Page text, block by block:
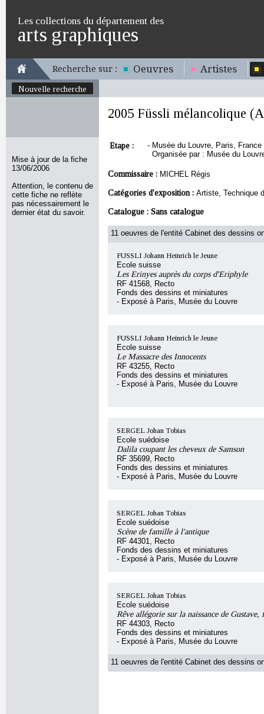
Les collections du département des
arts graphiques
Recherche sur : Oeuvres Artistes
Nouvelle recherche
Mise à jour de la fiche
13/06/2006
Attention, le contenu de
cette fiche ne reflète
pas nécessairement le
dernier état du savoir.
2005 Füssli mélancolique
Etape : - Musée du Louvre, Paris,
Organisée par : Musée du
Commissaire : MICHEL Régis
Catégories d'exposition : Artiste, Technique
Catalogue : Sans catalogue
11 oeuvres de l'entité Cabinet des dessins
FUSSLI Johann Heinrich le Jeune
Ecole suisse
Les Erinyes auprès du corps d'Eriphyle
RF 41568, Recto
Fonds des dessins et miniatures
- Exposé à Paris, Musée du Louvre
FUSSLI Johann Heinrich le Jeune
Ecole suisse
Le Massacre des Innocents
RF 43255, Recto
Fonds des dessins et miniatures
- Exposé à Paris, Musée du Louvre
SERGEL Johan Tobias
Ecole suédoise
Dalila coupant les cheveux de Samson
RF 35699, Recto
Fonds des dessins et miniatures
- Exposé à Paris, Musée du Louvre
SERGEL Johan Tobias
Ecole suédoise
Scène de famille à l'antique
RF 44301, Recto
Fonds des dessins et miniatures
- Exposé à Paris, Musée du Louvre
SERGEL Johan Tobias
Ecole suédoise
Rêve allégorie sur la naissance de
RF 44303, Recto
Fonds des dessins et miniatures
- Exposé à Paris, Musée du Louvre
11 oeuvres de l'entité Cabinet des dessins